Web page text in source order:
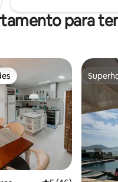
para
dos hóspedes